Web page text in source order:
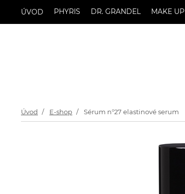
ÚVOD PHYRIS DR. GRANDEL MAKE UP
Úvod E-shop Sérum n°27 elastinové serum